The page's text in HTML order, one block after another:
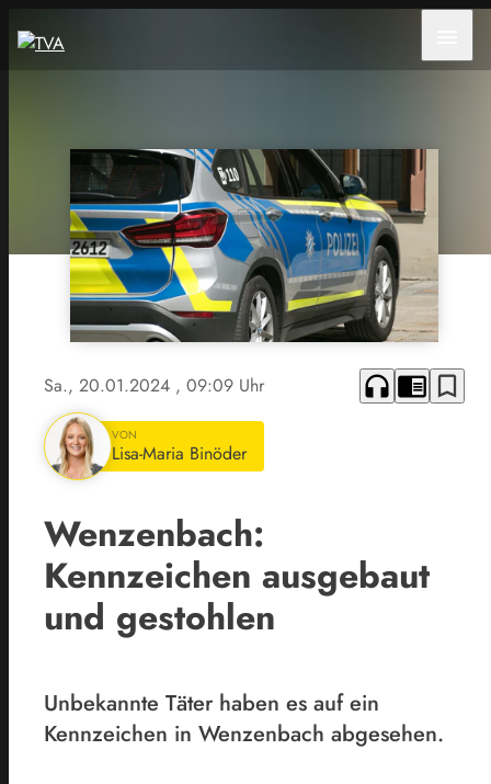
Sa., 20.01.2024 , 09:09 Uhr headphones chrome_reader_mode bookmark_border
VON
Lisa-Maria Binöder
Wenzenbach:
Kennzeichen ausgebaut
und gestohlen
Unbekannte Täter haben es auf ein
Kennzeichen in Wenzenbach abgesehen.